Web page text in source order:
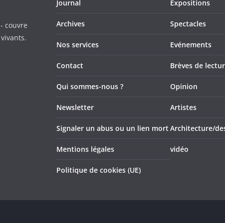
couvre
Journal
Archives
Nos services
Contact
Qui sommes-nous ?
Newsletter
Signaler un abus ou un lien mort
Mentions légales
Politique de cookies (UE)
Expositions
Spectacles
Evénements
Brèves de
Opinion
Artistes
Architecture/
vidéo